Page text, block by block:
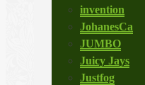
invention
JohanesCa
JUMBO
Juicy Jays
Justfog